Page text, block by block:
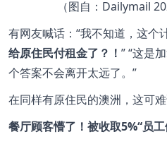
（图自：Dailymail
有网友喊话：“我不知道，这个
给原住民付租金了？！ ” “这是
个答案不会离开太远了。”
在同样有原住民的澳洲，这可难
餐厅顾客懵了！被收取5%“员